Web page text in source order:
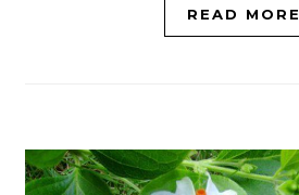
READ MORE